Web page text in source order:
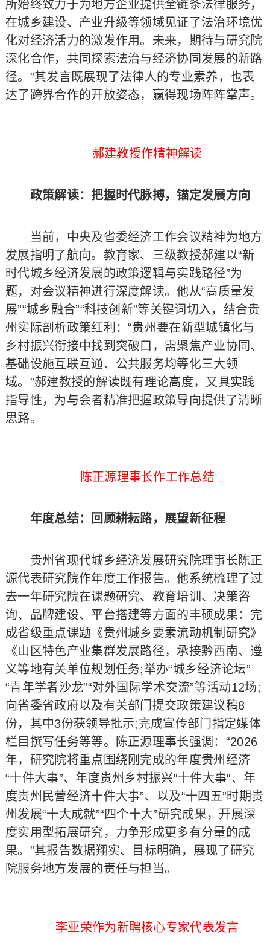
所始终致力于为地方企业提供全链条法律服务，
在城乡建设、产业升级等领域见证了法治环境优
化对经济活力的激发作用。未来，期待与研究院
深化合作，共同探索法治与经济协同发展的新路
径。”其发言既展现了法律人的专业素养，也表
达了跨界合作的开放姿态，赢得现场阵阵掌声。
郝建教授作精神解读
政策解读：把握时代脉搏，锚定发展方向
当前，中央及省委经济工作会议精神为地方
发展指明了航向。教育家、三级教授郝建以“新
时代城乡经济发展的政策逻辑与实践路径”为
题，对会议精神进行深度解读。他从“高质量发
展”“城乡融合”“科技创新”等关键词切入，结合贵
州实际剖析政策红利：“贵州要在新型城镇化与
乡村振兴衔接中找到突破口，需聚焦产业协同、
基础设施互联互通、公共服务均等化三大领
域。”郝建教授的解读既有理论高度，又具实践
指导性，为与会者精准把握政策导向提供了清晰
思路。
陈正源理事长作工作总结
年度总结：回顾耕耘路，展望新征程
贵州省现代城乡经济发展研究院理事长陈正
源代表研究院作年度工作报告。他系统梳理了过
去一年研究院在课题研究、教育培训、决策咨
询、品牌建设、平台搭建等方面的丰硕成果：完
成省级重点课题《贵州城乡要素流动机制研究》
《山区特色产业集群发展路径，承接黔西南、遵
义等地有关单位规划任务;举办“城乡经济论坛”
“青年学者沙龙”“对外国际学术交流”等活动12场;
向省委省政府以及有关部门提交政策建议稿8
份，其中3份获领导批示;完成宣传部门指定媒体
栏目撰写任务等等。陈正源理事长强调：“2026
年，研究院将重点围绕刚完成的年度贵州经济
“十件大事”、年度贵州乡村振兴“十件大事“、年
度贵州民营经济十件大事”、以及“十四五”时期贵
州发展“十大成就”“四个十大”研究成果，开展深
度实用型拓展研究，力争形成更多有分量的成
果。”其报告数据翔实、目标明确，展现了研究
院服务地方发展的责任与担当。
李亚荣作为新聘核心专家代表发言